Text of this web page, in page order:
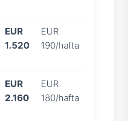
EUR
1.520
EUR
190/hafta
EUR
2.160
EUR
180/hafta